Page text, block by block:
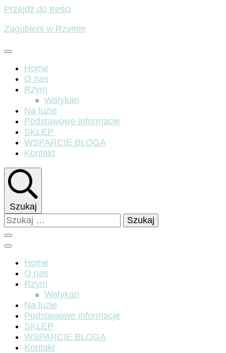
Przejdź do treści
Zagubieni w Rzymie
Home
O nas
Rzym
Watykan
Na luzie
Podstawowe informacje
SKLEP
WSPARCIE BLOGA
Kontakt
Szukaj
Szukaj:
Home
O nas
Rzym
Watykan
Na luzie
Podstawowe informacje
SKLEP
WSPARCIE BLOGA
Kontakt